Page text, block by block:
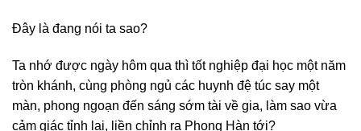
Đây là đang nói ta sao?
Ta nhớ được ngày hôm qua thì tốt nghiệp đại học một năm
tròn khánh, cùng phòng ngủ các huynh đệ túc say một
màn, phong ngoạn đến sáng sớm tài về gia, làm sao vừa
cảm giác tỉnh lại, liền chỉnh ra Phong Hàn tới?